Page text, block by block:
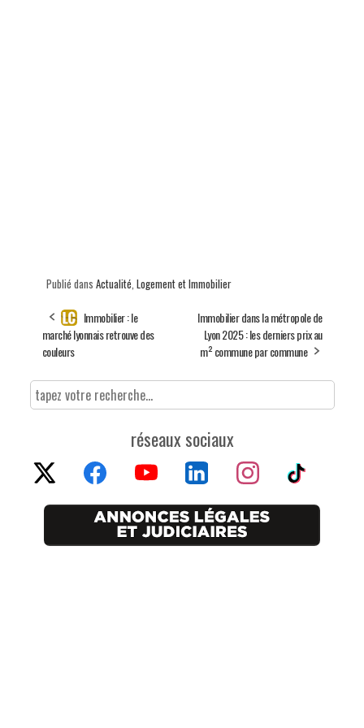
Publié dans Actualité Logement et Immobilier
Immobilier : le
marché lyonnais retrouve des
couleurs
Immobilier dans la métropole de
Lyon 2025 : les derniers prix au
m² commune par commune
réseaux sociaux